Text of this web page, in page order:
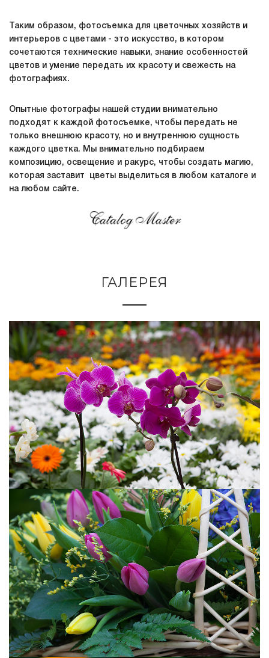
Таким образом, фотосъемка для цветочных хозяйств и
интерьеров с цветами - это искусство, в котором
сочетаются технические навыки, знание особенностей
цветов и умение передать их красоту и свежесть на
фотографиях.
Опытные фотографы нашей студии внимательно
подходят к каждой фотосъемке, чтобы передать не
только внешнюю красоту, но и внутреннюю сущность
каждого цветка. Мы внимательно подбираем
композицию, освещение и ракурс, чтобы создать магию,
которая заставит цветы выделиться в любом каталоге и
на любом сайте.
ГАЛЕРЕЯ